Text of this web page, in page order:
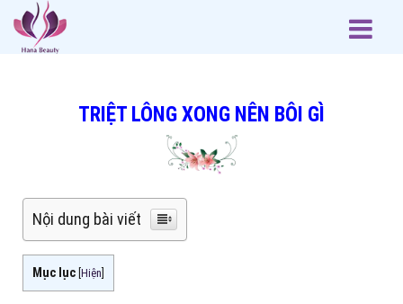
TRIỆT LÔNG XONG NÊN BÔI GÌ
Nội dung bài viết
Mục lục [Hiện]